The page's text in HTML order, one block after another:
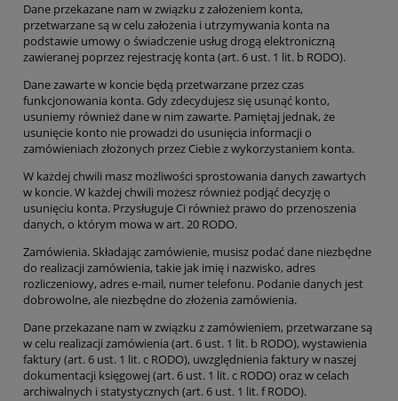
Dane przekazane nam w związku z założeniem konta,
przetwarzane są w celu założenia i utrzymywania konta na
podstawie umowy o świadczenie usług drogą elektroniczną
zawieranej poprzez rejestrację konta (art. 6 ust. 1 lit. b RODO).
Dane zawarte w koncie będą przetwarzane przez czas
funkcjonowania konta. Gdy zdecydujesz się usunąć konto,
usuniemy również dane w nim zawarte. Pamiętaj jednak, że
usunięcie konto nie prowadzi do usunięcia informacji o
zamówieniach złożonych przez Ciebie z wykorzystaniem konta.
W każdej chwili masz możliwości sprostowania danych zawartych
w koncie. W każdej chwili możesz również podjąć decyzję o
usunięciu konta. Przysługuje Ci również prawo do przenoszenia
danych, o którym mowa w art. 20 RODO.
Zamówienia. Składając zamówienie, musisz podać dane niezbędne
do realizacji zamówienia, takie jak imię i nazwisko, adres
rozliczeniowy, adres e-mail, numer telefonu. Podanie danych jest
dobrowolne, ale niezbędne do złożenia zamówienia.
Dane przekazane nam w związku z zamówieniem, przetwarzane są
w celu realizacji zamówienia (art. 6 ust. 1 lit. b RODO), wystawienia
faktury (art. 6 ust. 1 lit. c RODO), uwzględnienia faktury w naszej
dokumentacji księgowej (art. 6 ust. 1 lit. c RODO) oraz w celach
archiwalnych i statystycznych (art. 6 ust. 1 lit. f RODO).